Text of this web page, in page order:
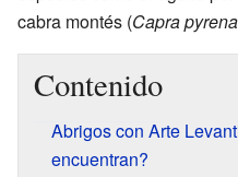
cabra montés (Capra
Contenido
Abrigos con Arte
encuentran?